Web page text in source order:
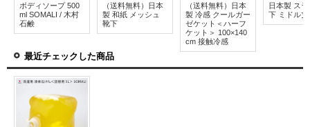
ボディソープ 500
ml SOMALI / 木村
石鹸
（送料無料）日本
製 和紙 メッシュ
靴下
（送料無料）日本
製 冷感 クールガー
ゼケット＜ハーフ
ケット＞ 100×140
cm 接触冷感
日本製 ス
下 ミドル丈
最近チェックした商品